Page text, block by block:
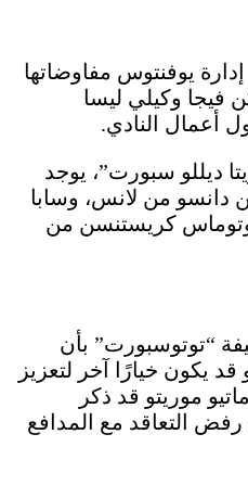
يوفنتوس مفاوضاتها
فيجا وكيلي ليسا
أعمال النادي.
ديللو سبورت”، يوجد
دانسو من لانس، وسابا
كريستنسن من
“توتوسبورت” بأن
يكون خيارًا آخر لتعزيز
موريتو قد ذكر
رفض التعاقد مع المدافع